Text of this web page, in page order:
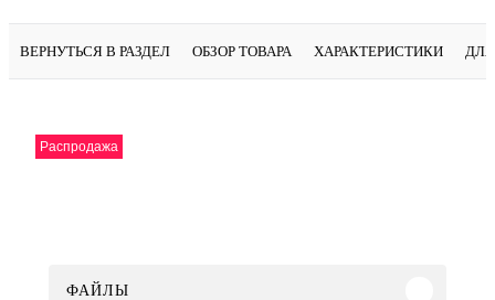
ВЕРНУТЬСЯ В РАЗДЕЛ ОБЗОР ТОВАРА ХАРАКТЕРИСТИКИ
Распродажа
ФАЙЛЫ